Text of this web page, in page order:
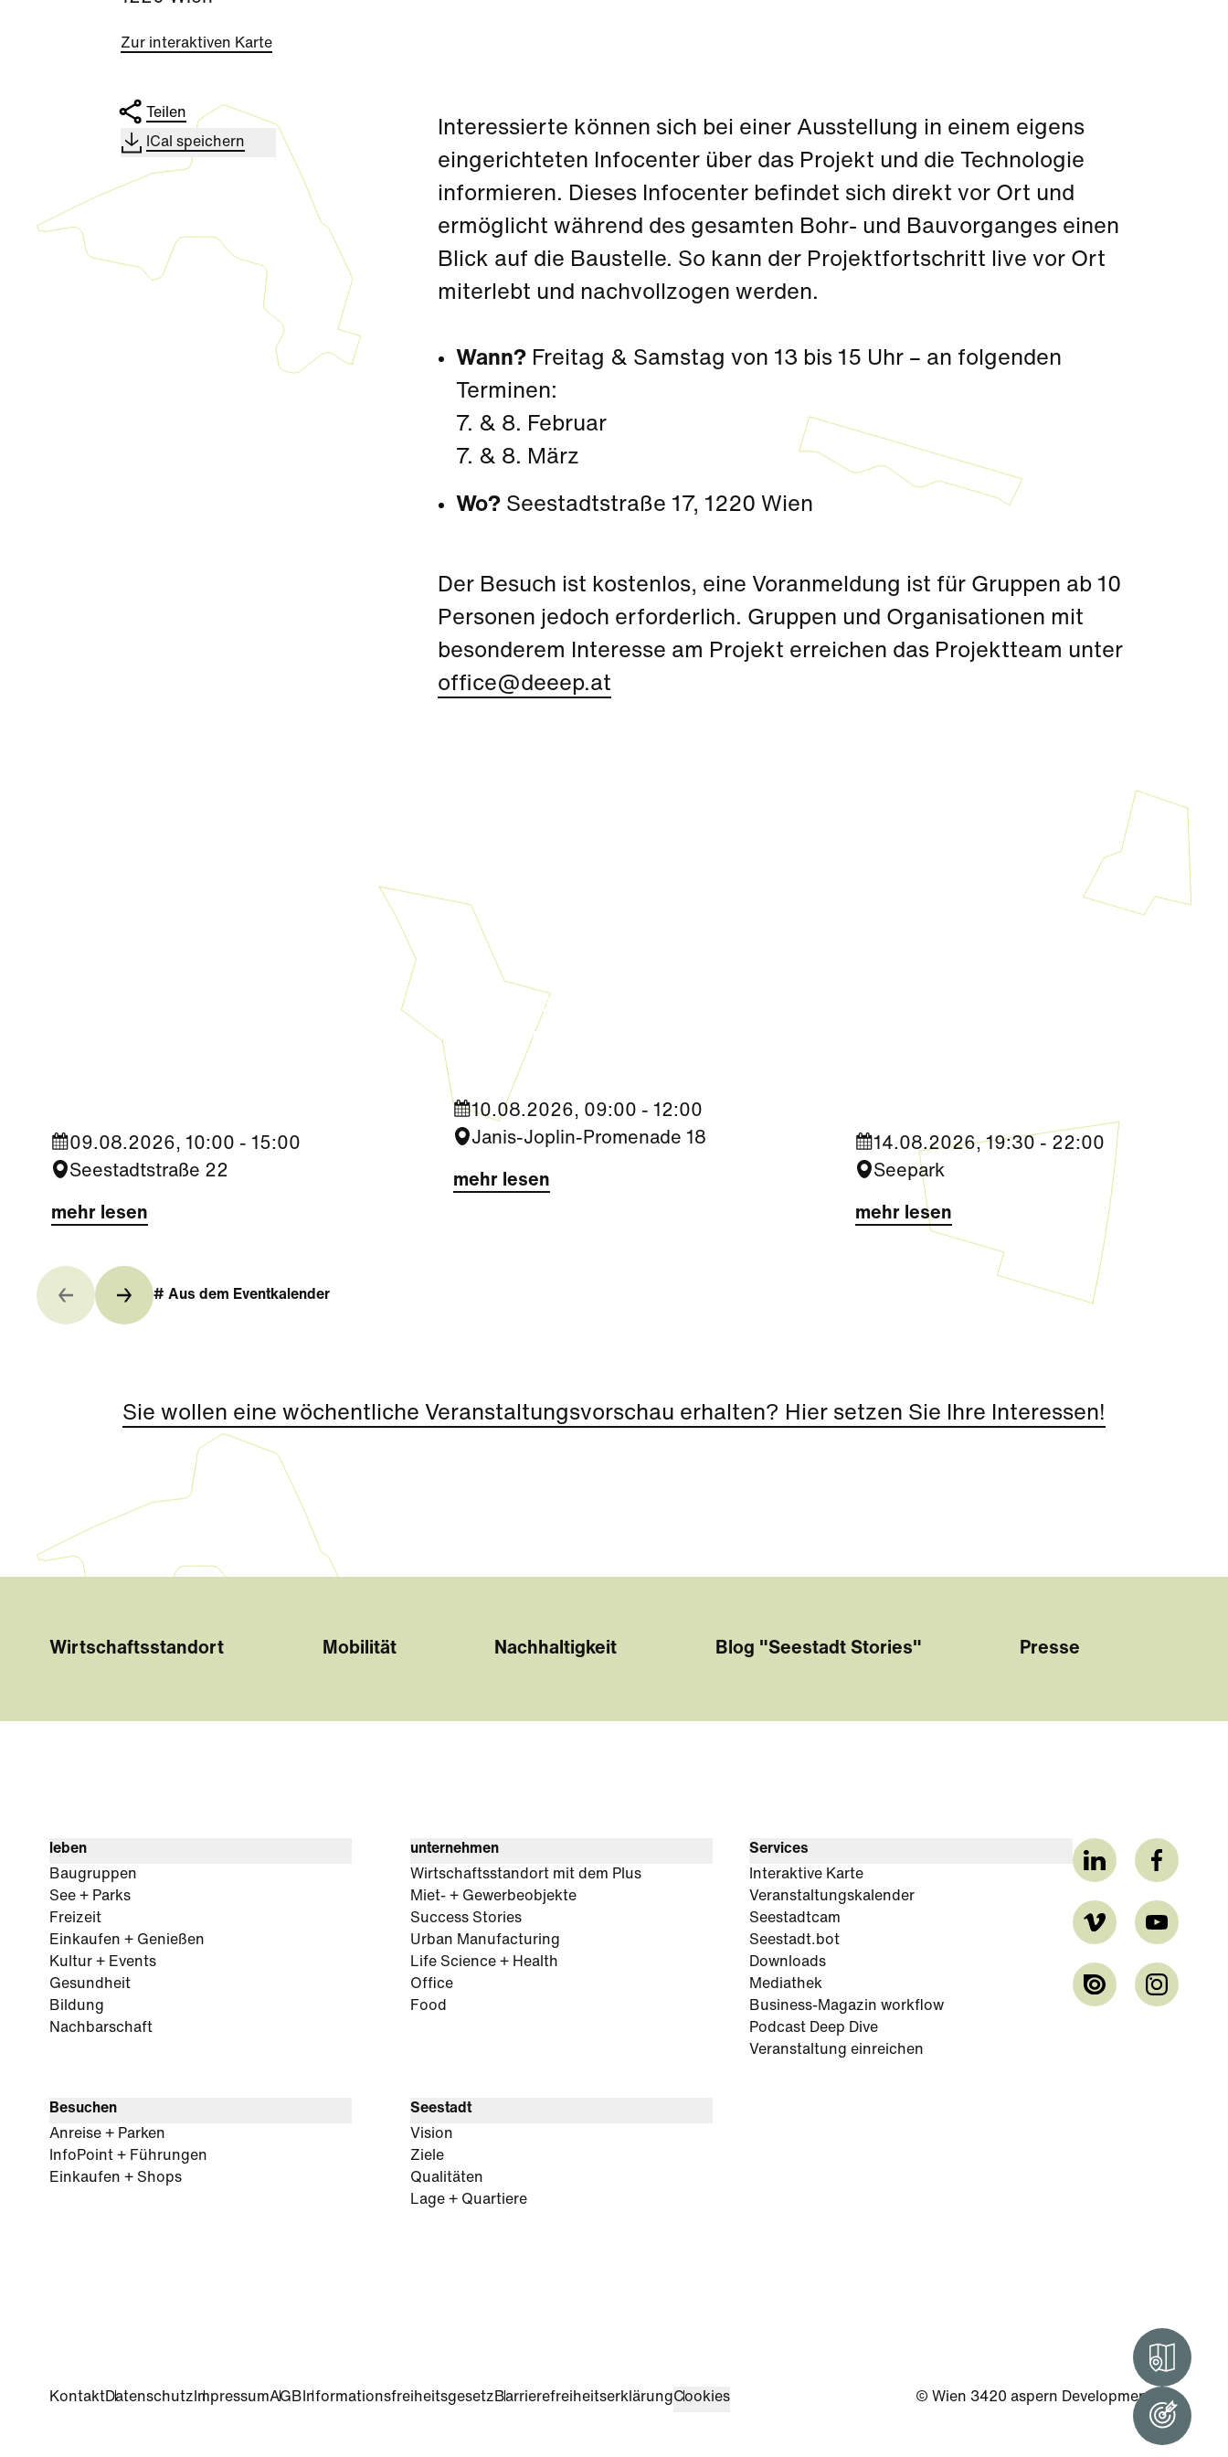
Zur interaktiven Karte
Teilen
ICal speichern
Interessierte können sich bei einer Ausstellung in einem eigens
eingerichteten Infocenter über das Projekt und die Technologie
informieren. Dieses Infocenter befindet sich direkt vor Ort und
ermöglicht während des gesamten Bohr- und Bauvorganges einen
Blick auf die Baustelle. So kann der Projektfortschritt live vor Ort
miterlebt und nachvollzogen werden.
Wann? Freitag & Samstag von 13 bis 15 Uhr – an folgenden
Terminen:
7. & 8. Februar
7. & 8. März
Wo?Seestadtstraße 17, 1220 Wien
Der Besuch ist kostenlos, eine Voranmeldung ist für Gruppen ab 10
Personen jedoch erforderlich. Gruppen und Organisationen mit
besonderem Interesse am Projekt erreichen das Projektteam unter
office@deeep.at
09.08.2026, 10:00 - 15:00
Seestadtstraße 22
mehr lesen
Familie
Sommer Zirkus (3-6 Jahre)
10.08.2026, 09:00 - 12:00
Janis-Joplin-Promenade 18
mehr lesen
14.08.2026, 19:30 - 22:00
Seepark
mehr lesen
# Aus dem Eventkalender
Sie wollen eine wöchentliche Veranstaltungsvorschau erhalten? Hier setzen Sie Ihre Interessen!
Wirtschaftsstandort Mobilität Nachhaltigkeit Blog "Seestadt Stories" Presse
leben
Baugruppen
See + Parks
Freizeit
Einkaufen + Genießen
Kultur + Events
Gesundheit
Bildung
Nachbarschaft
unternehmen
Wirtschaftsstandort mit dem Plus
Miet- + Gewerbeobjekte
Success Stories
Urban Manufacturing
Life Science + Health
Office
Food
Besuchen
Anreise + Parken
InfoPoint + Führungen
Einkaufen + Shops
Seestadt
Vision
Ziele
Qualitäten
Lage + Quartiere
Services
Interaktive Karte
Veranstaltungskalender
Seestadtcam
Seestadt.bot
Downloads
Mediathek
Business-Magazin workflow
Podcast Deep Dive
Veranstaltung einreichen
KontaktDatenschutz ImpressumAGB InformationsfreiheitsgesetzBarrierefreiheitserklärungCookies © Wien 3420 aspern Development AG